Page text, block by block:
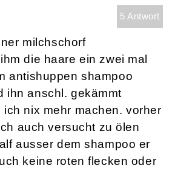
5 Antwort
milchschorf
die haare ein zwei mal
antishuppen shampoo
ihn anschl. gekämmt
nix mehr machen. vorher
auch versucht zu ölen
ausser dem shampoo er
keine roten flecken oder